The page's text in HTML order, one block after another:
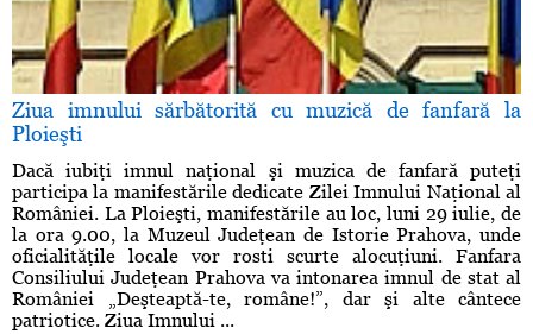
Ziua imnului sărbătorită cu muzică de fanfară la
Ploieşti
Dacă iubiţi imnul naţional şi muzica de fanfară puteţi
participa la manifestările dedicate Zilei Imnului Naţional al
României. La Ploieşti, manifestările au loc, luni 29 iulie, de
la ora 9.00, la Muzeul Judeţean de Istorie Prahova, unde
oficialităţile locale vor rosti scurte alocuţiuni. Fanfara
Consiliului Judeţean Prahova va intonarea imnul de stat al
României „Deşteaptă-te, române!”, dar şi alte cântece
patriotice. Ziua Imnului ...